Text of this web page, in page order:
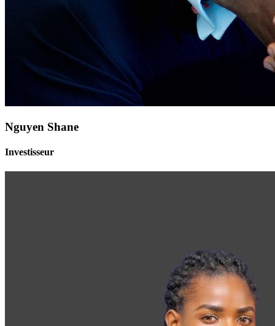
Nguyen Shane
Investisseur